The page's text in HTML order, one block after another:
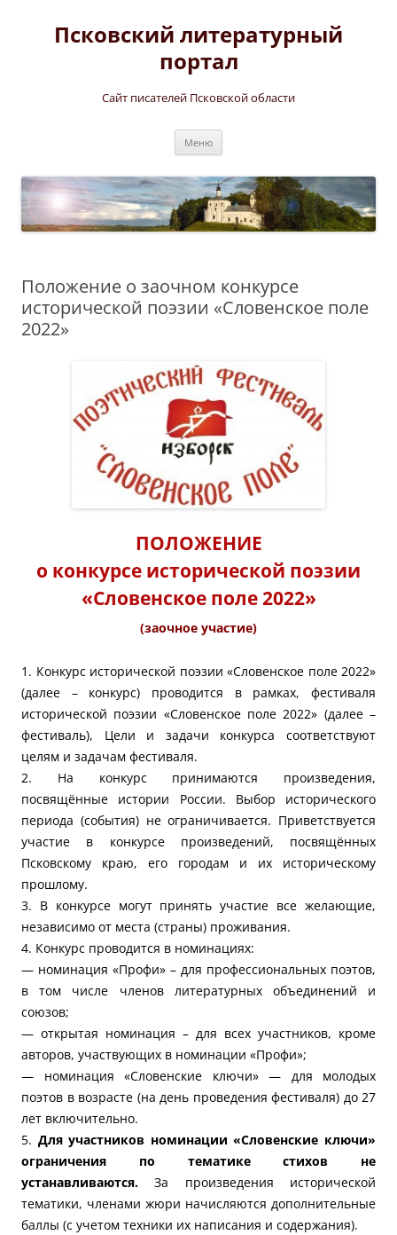
содержимому
Псковский литературный
портал
Сайт писателей Псковской области
Меню
Положение о заочном конкурсе
исторической поэзии «Словенское поле
2022»
ПОЛОЖЕНИЕ
о конкурсе исторической поэзии
«Словенское поле 2022»
(заочное участие)
1. Конкурс исторической поэзии «Словенское поле 2022»
(далее – конкурс) проводится в рамках, фестиваля
исторической поэзии «Словенское поле 2022» (далее –
фестиваль), Цели и задачи конкурса соответствуют
целям и задачам фестиваля.
2. На конкурс принимаются произведения,
посвящённые истории России. Выбор исторического
периода (события) не ограничивается. Приветствуется
участие в конкурсе произведений, посвящённых
Псковскому краю, его городам и их историческому
прошлому.
3. В конкурсе могут принять участие все желающие,
независимо от места (страны) проживания.
4. Конкурс проводится в номинациях:
— номинация «Профи» – для профессиональных поэтов,
в том числе членов литературных объединений и
союзов;
— открытая номинация – для всех участников, кроме
авторов, участвующих в номинации «Профи»;
— номинация «Словенские ключи» — для молодых
поэтов в возрасте (на день проведения фестиваля) до 27
лет включительно.
5. Для участников номинации «Словенские ключи»
ограничения по тематике стихов не
устанавливаются. За произведения исторической
тематики, членами жюри начисляются дополнительные
баллы (с учетом техники их написания и содержания).